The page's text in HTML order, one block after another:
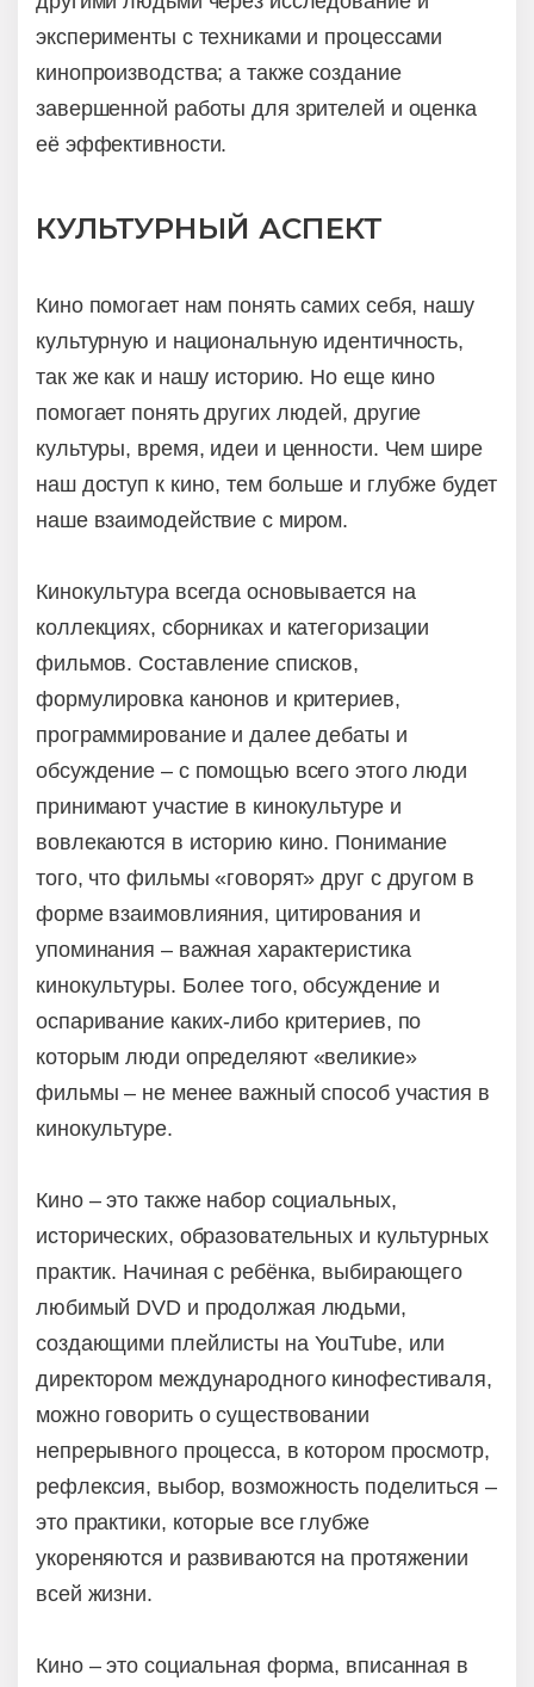
эксперименты с техниками и процессами
кинопроизводства; а также создание
завершенной работы для зрителей и оценка
её эффективности.
КУЛЬТУРНЫЙ АСПЕКТ
Кино помогает нам понять самих себя, нашу
культурную и национальную идентичность,
так же как и нашу историю. Но еще кино
помогает понять других людей, другие
культуры, время, идеи и ценности. Чем шире
наш доступ к кино, тем больше и глубже будет
наше взаимодействие с миром.
Кинокультура всегда основывается на
коллекциях, сборниках и категоризации
фильмов. Составление списков,
формулировка канонов и критериев,
программирование и далее дебаты и
обсуждение – с помощью всего этого люди
принимают участие в кинокультуре и
вовлекаются в историю кино. Понимание
того, что фильмы «говорят» друг с другом в
форме взаимовлияния, цитирования и
упоминания – важная характеристика
кинокультуры. Более того, обсуждение и
оспаривание каких-либо критериев, по
которым люди определяют «великие»
фильмы – не менее важный способ участия в
кинокультуре.
Кино – это также набор социальных,
исторических, образовательных и культурных
практик. Начиная с ребёнка, выбирающего
любимый DVD и продолжая людьми,
создающими плейлисты на YouTube, или
директором международного кинофестиваля,
можно говорить о существовании
непрерывного процесса, в котором просмотр,
рефлексия, выбор, возможность поделиться –
это практики, которые все глубже
укореняются и развиваются на протяжении
всей жизни.
Кино – это социальная форма, вписанная в